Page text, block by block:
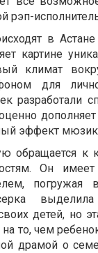
рэп-
в
картине
климат
для
разработали
эффект
обращается к
Он
погружая
детей, но
на то, чем
драмой о